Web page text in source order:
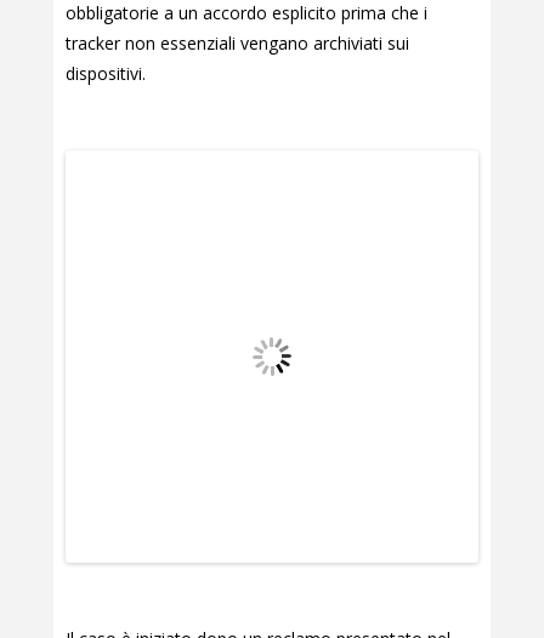
obbligatorie a un accordo esplicito prima che i
tracker non essenziali vengano archiviati sui
dispositivi.